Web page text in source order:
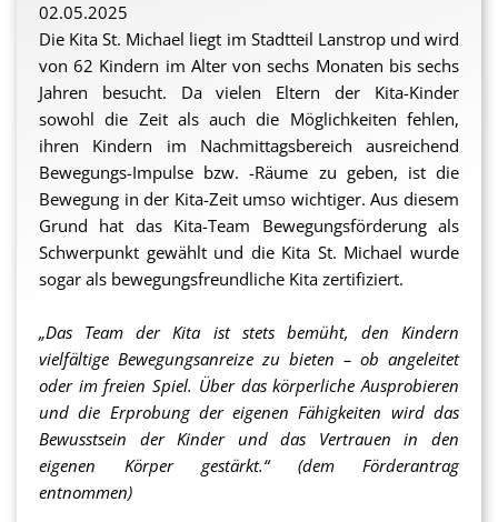
02.05.2025
Die Kita St. Michael liegt im Stadtteil Lanstrop und wird
von 62 Kindern im Alter von sechs Monaten bis sechs
Jahren besucht. Da vielen Eltern der Kita-Kinder
sowohl die Zeit als auch die Möglichkeiten fehlen,
ihren Kindern im Nachmittagsbereich ausreichend
Bewegungs-Impulse bzw. -Räume zu geben, ist die
Bewegung in der Kita-Zeit umso wichtiger. Aus diesem
Grund hat das Kita-Team Bewegungsförderung als
Schwerpunkt gewählt und die Kita St. Michael wurde
sogar als bewegungsfreundliche Kita zertifiziert.
„Das Team der Kita ist stets bemüht, den Kindern
vielfältige Bewegungsanreize zu bieten – ob angeleitet
oder im freien Spiel. Über das körperliche Ausprobieren
und die Erprobung der eigenen Fähigkeiten wird das
Bewusstsein der Kinder und das Vertrauen in den
eigenen Körper gestärkt.“ (dem Förderantrag
entnommen)